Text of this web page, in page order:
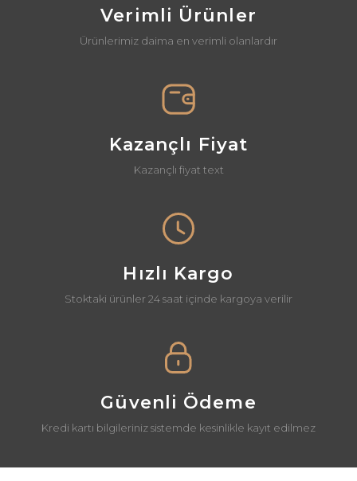
Ürün bilgilerinde hatalar bulunuyor.
Ürün fiyatı diğer sitelerden daha pahalı.
Gönder
Verimli Ürünler
Ürünlerimiz daima en verimli olanlardır
Kazançlı Fiyat
Kazançlı fiyat text
Hızlı Kargo
Stoktaki ürünler 24 saat içinde kargoya verilir
Güvenli Ödeme
Kredi kartı bilgileriniz sistemde kesinlikle kayıt edilmez